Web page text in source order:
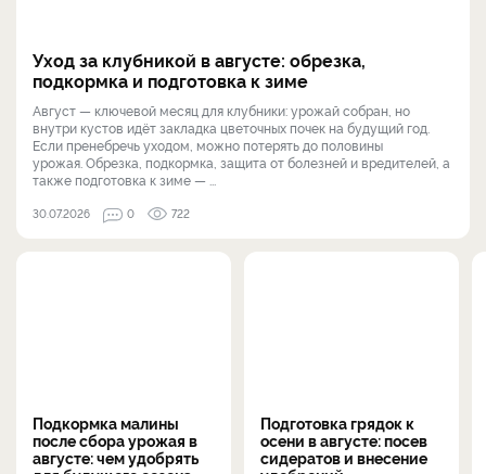
Уход за клубникой в августе: обрезка,
подкормка и подготовка к зиме
Август — ключевой месяц для клубники: урожай собран, но
внутри кустов идёт закладка цветочных почек на будущий год.
Если пренебречь уходом, можно потерять до половины
урожая. Обрезка, подкормка, защита от болезней и вредителей, а
также подготовка к зиме — ...
30.07.2026 0 722
Подкормка малины
после сбора урожая в
августе: чем удобрять
Подготовка грядок к
осени в августе: посев
сидератов и внесение